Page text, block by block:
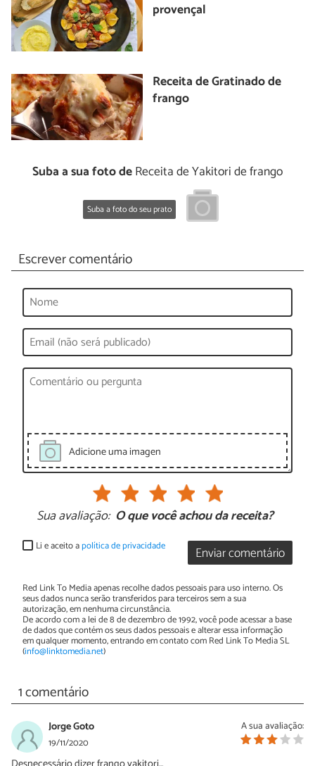
provençal
Receita de Gratinado de
frango
Suba a sua foto deReceita de Yakitori de frango
Suba a foto do seu prato
Escrever comentário
Adicione uma imagen
Sua avaliação: O que você achou da receita?
Enviar comentário
Li e aceito apolítica de privacidade
Red Link To Media apenas recolhe dados pessoais para uso interno. Os
seus dados nunca serão transferidos para terceiros sem a sua
autorização, em nenhuma circunstância.
De acordo com a lei de 8 de dezembro de 1992, você pode acessar a base
de dados que contém os seus dados pessoais e alterar essa informação
em qualquer momento, entrando em contato com Red Link To Media SL
(info@linktomedia.net)
1 comentário
A sua avaliação:
Jorge Goto
19/11/2020